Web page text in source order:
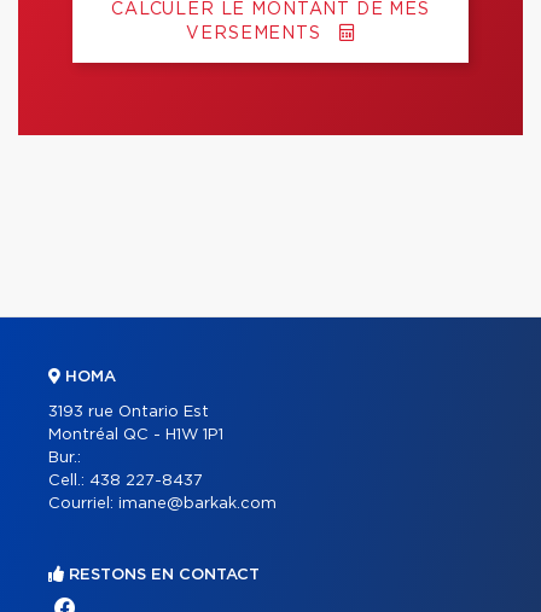
CALCULER LE MONTANT DE MES
VERSEMENTS
HOMA
3193 rue Ontario Est
Montréal QC - H1W 1P1
Bur.:
Cell.: 438 227-8437
Courriel: imane@barkak.com
RESTONS EN CONTACT